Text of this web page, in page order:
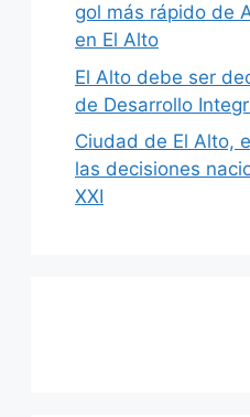
gol más rápido de
en El Alto
El Alto debe ser
de Desarrollo
Ciudad de El Alto,
las decisiones
XXI